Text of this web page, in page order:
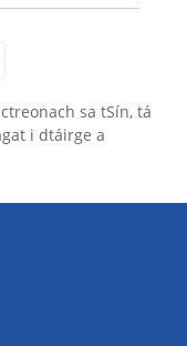
sa tSín, tá
i dtáirge a